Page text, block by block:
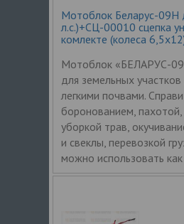
Мотоблок Беларус-09Н
л.с.)+СЦ-00010 сцепка
комлекте (колеса
Мотоблок «БЕЛАРУС-
для земельных
легкими почвами.
боронованием, пахотой,
уборкой трав,
и свеклы, перевозкой
можно использовать